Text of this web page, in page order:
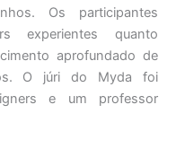
Os participantes
experientes quanto
aprofundado de
O júri do Myda foi
e um professor